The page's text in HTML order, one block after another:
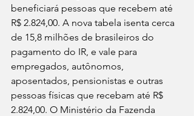
beneficiará pessoas que recebem até
R$ 2.824,00. A nova tabela isenta cerca
de 15,8 milhões de brasileiros do
pagamento do IR, e vale para
empregados, autônomos,
aposentados, pensionistas e outras
pessoas físicas que recebam até R$
2.824,00. O Ministério da Fazenda